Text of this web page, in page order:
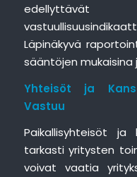
Läpinäkyvä
sääntöjen mukaisina
Yhteisöt ja
Vastuu
Paikallisyhteisöt ja
tarkasti yritysten
voivat vaatia